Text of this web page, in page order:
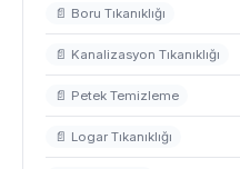
📄 Boru Tıkanıklığı
📄 Kanalizasyon Tıkanıklığı
📄 Petek Temizleme
📄 Logar Tıkanıklığı